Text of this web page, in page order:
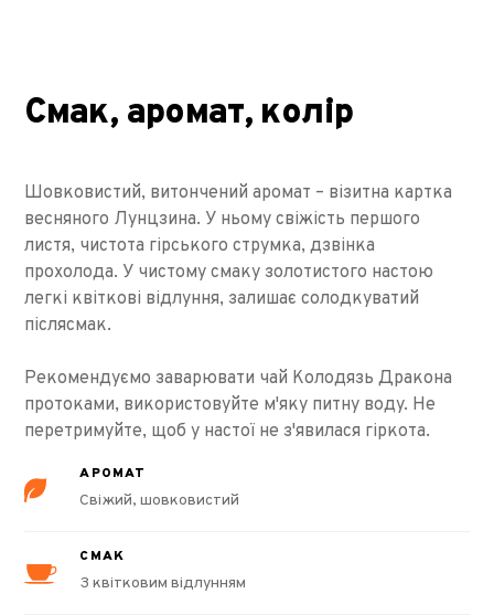
Смак, аромат, колір
Шовковистий, витончений аромат – візитна картка
весняного Лунцзина. У ньому свіжість першого
листя, чистота гірського струмка, дзвінка
прохолода. У чистому смаку золотистого настою
легкі квіткові відлуння, залишає солодкуватий
післясмак.
Рекомендуємо заварювати чай Колодязь Дракона
протоками, використовуйте м'яку питну воду. Не
перетримуйте, щоб у настої не з'явилася гіркота.
АРОМАТ
Свіжий, шовковистий
СМАК
З квітковим відлунням